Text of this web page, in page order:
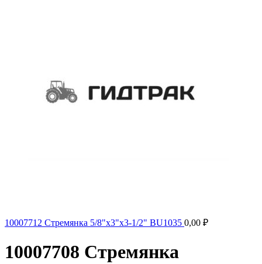
10007712 Стремянка 5/8"x3"х3-1/2" BU1035 0,00 ₽
10007708 Стремянка